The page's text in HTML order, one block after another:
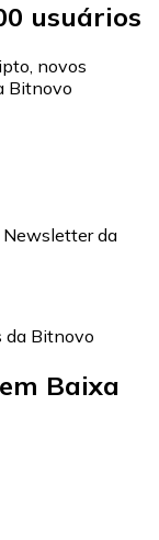
usuários
novos
Bitnovo
Newsletter da
da Bitnovo
Baixa